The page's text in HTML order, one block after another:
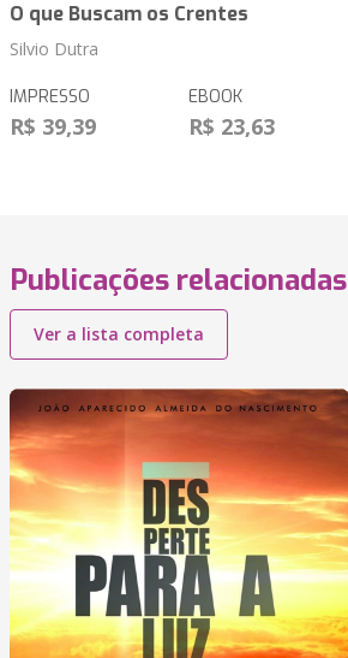
O que Buscam os Crentes
Silvio Dutra
IMPRESSO
R$ 39,39
EBOOK
R$ 23,63
Publicações relacionadas
Ver a lista completa